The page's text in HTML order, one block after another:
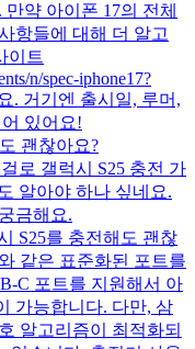
약 아이폰 17의 전체
항들에 대해 더 알고
이트
n/spec-iphone17?
. 거기엔 출시일, 루머,
있어요!
괜찮아요?
로 갤럭시 S25 충전 가
알아야 하나 싶네요.
금해요.
S25를 충전해도 괜찮
같은 표준화된 포트를
C 포트를 지원해서 아
가능합니다. 다만, 삼
알고리즘이 최적화되